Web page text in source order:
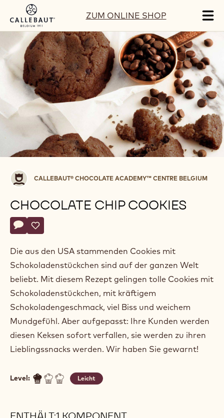
Skip to main contentZUM ONLINE SHOP
Callebaut®
CHOCOLATE
ACADEMY™
centre
Belgium
CALLEBAUT® CHOCOLATE ACADEMY™ CENTRE BELGIUM
CHOCOLATE CHIP COOKIES
Actions
Schreibe einen Kommentar
- CHOCOLATE CHIP COOKIES
Speichern
- CHOCOLATE CHIP COOKIES
Die aus den USA stammenden Cookies mit
Schokoladenstückchen sind auf der ganzen Welt
beliebt. Mit diesem Rezept gelingen tolle Cookies mit
Schokoladenstückchen, mit kräftigem
Schokoladengeschmack, viel Biss und weichem
Mundgefühl. Aber aufgepasst: Ihre Kunden werden
diesen Keksen sofort verfallen, sie werden zu ihren
Lieblingssnacks werden. Wir haben Sie gewarnt!
Level: Leicht